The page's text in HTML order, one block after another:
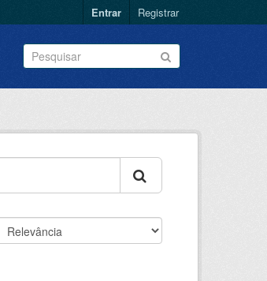
Entrar Registrar